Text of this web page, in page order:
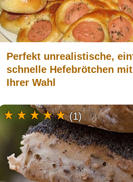
Perfekt unrealistische,
schnelle Hefebrötchen
Ihrer Wahl
(1)